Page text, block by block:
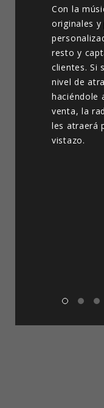
Con la
originales
resto y
clientes. Si
nivel de
haciéndole
venta, la
les atraerá
vistazo.